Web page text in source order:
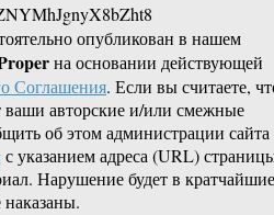
опубликован в нашем
на основании действующей
Соглашения. Если вы считаете,
ваши авторские и/или смежные
об этом администрации сайта
с указанием адреса (URL)
Нарушение будет в кратчайшие